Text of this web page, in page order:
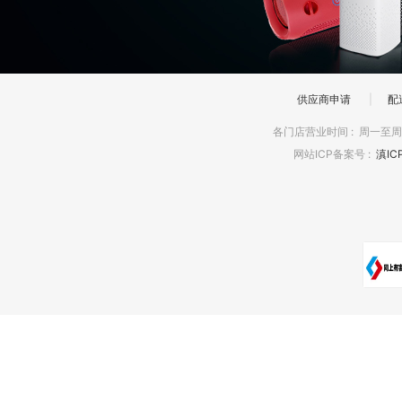
供应商申请 配
各门店营业时间 : 周一至
网站ICP备案号 : 滇